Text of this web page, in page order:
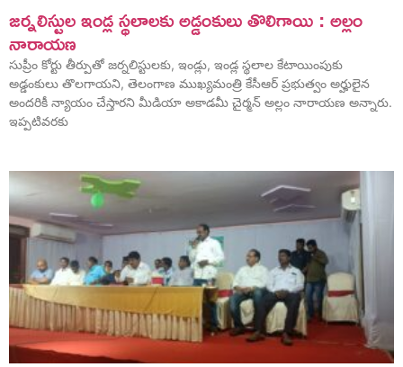
జర్నలిస్టుల ఇండ్ల స్థలాలకు అడ్డంకులు తొలిగాయి : అల్లం
నారాయణ
సుప్రీం కోర్టు తీర్పుతో జర్నలిస్టులకు, ఇండ్లు, ఇండ్ల స్థలాల కేటాయింపుకు
అడ్డంకులు తొలగాయని, తెలంగాణ ముఖ్యమంత్రి కేసీఆర్ ప్రభుత్వం అర్హులైన
అందరికీ న్యాయం చేస్తారని మీడియా అకాడమీ చైర్మన్ అల్లం నారాయణ అన్నారు.
ఇప్పటివరకు